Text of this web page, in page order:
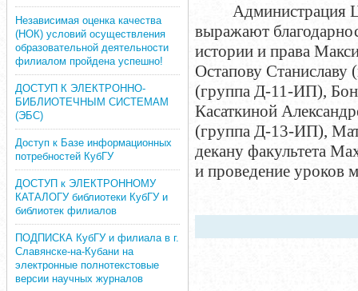
Независимая оценка качества
(НОК) условий осуществления
образовательной деятельности
филиалом пройдена успешно!
ДОСТУП К ЭЛЕКТРОННО-
БИБЛИОТЕЧНЫМ СИСТЕМАМ
(ЭБС)
Доступ к Базе информационных
потребностей КубГУ
ДОСТУП к ЭЛЕКТРОННОМУ
КАТАЛОГУ библиотеки КубГУ и
библиотек филиалов
ПОДПИСКА КубГУ и филиала в г.
Славянске-на-Кубани на
электронные полнотекстовые
версии научных журналов
Администрация
выражают
истории и права
Остапову
(группа Д-11-ИП),
Касаткиной
(группа Д-13-ИП),
декану факультета
и проведение уроков